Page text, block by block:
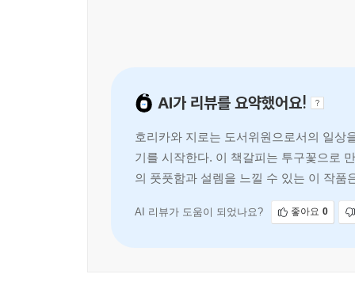
‘도서위원’ 시리즈에서는 도서실을 무대로 책
따라가다보면 더욱 깊어진 사람의 마음에 대한
특히나 최근작 ‘도서위원’ 시리즈에서 두 주인공
때때로 가슴을 날카롭게 찌른다. 아픔과 동시에
AI가 리뷰를 요약했어요!
호리카와 지로는 도서위원으로서의 일상
기를 시작한다. 이 책갈피는 투구꽃으로
의 풋풋함과 설렘을 느낄 수 있는 이 작품
AI 리뷰가 도움이 되었나요? 좋아요 0